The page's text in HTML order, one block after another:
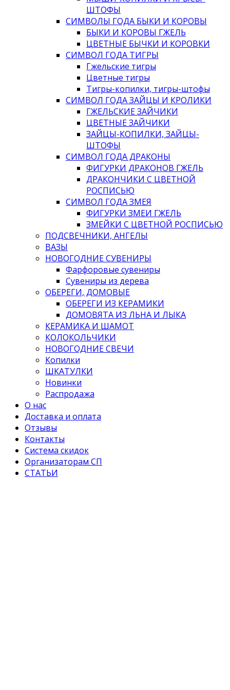
ШТОФЫ
СИМВОЛЫ ГОДА БЫКИ И КОРОВЫ
БЫКИ И КОРОВЫ ГЖЕЛЬ
ЦВЕТНЫЕ БЫЧКИ И КОРОВКИ
СИМВОЛ ГОДА ТИГРЫ
Гжельские тигры
Цветные тигры
Тигры-копилки, тигры-штофы
СИМВОЛ ГОДА ЗАЙЦЫ И КРОЛИКИ
ГЖЕЛЬСКИЕ ЗАЙЧИКИ
ЦВЕТНЫЕ ЗАЙЧИКИ
ЗАЙЦЫ-КОПИЛКИ, ЗАЙЦЫ-
ШТОФЫ
СИМВОЛ ГОДА ДРАКОНЫ
ФИГУРКИ ДРАКОНОВ ГЖЕЛЬ
ДРАКОНЧИКИ С ЦВЕТНОЙ
РОСПИСЬЮ
СИМВОЛ ГОДА ЗМЕЯ
ФИГУРКИ ЗМЕИ ГЖЕЛЬ
ЗМЕЙКИ С ЦВЕТНОЙ РОСПИСЬЮ
ПОДСВЕЧНИКИ, АНГЕЛЫ
ВАЗЫ
НОВОГОДНИЕ СУВЕНИРЫ
Фарфоровые сувениры
Сувениры из дерева
ОБЕРЕГИ, ДОМОВЫЕ
ОБЕРЕГИ ИЗ КЕРАМИКИ
ДОМОВЯТА ИЗ ЛЬНА И ЛЫКА
КЕРАМИКА И ШАМОТ
КОЛОКОЛЬЧИКИ
НОВОГОДНИЕ СВЕЧИ
Копилки
ШКАТУЛКИ
Новинки
Распродажа
О нас
Доставка и оплата
Отзывы
Контакты
Система скидок
Организаторам СП
СТАТЬИ